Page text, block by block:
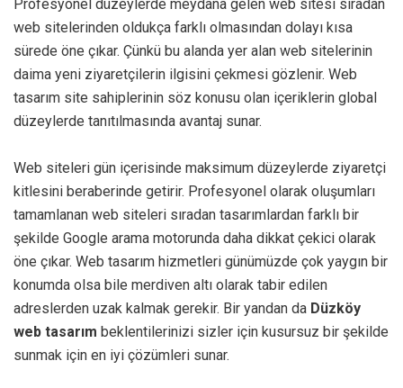
Profesyonel düzeylerde meydana gelen web sitesi sıradan
web sitelerinden oldukça farklı olmasından dolayı kısa
sürede öne çıkar. Çünkü bu alanda yer alan web sitelerinin
daima yeni ziyaretçilerin ilgisini çekmesi gözlenir. Web
tasarım site sahiplerinin söz konusu olan içeriklerin global
düzeylerde tanıtılmasında avantaj sunar.
Web siteleri gün içerisinde maksimum düzeylerde ziyaretçi
kitlesini beraberinde getirir. Profesyonel olarak oluşumları
tamamlanan web siteleri sıradan tasarımlardan farklı bir
şekilde Google arama motorunda daha dikkat çekici olarak
öne çıkar. Web tasarım hizmetleri günümüzde çok yaygın bir
konumda olsa bile merdiven altı olarak tabir edilen
adreslerden uzak kalmak gerekir. Bir yandan da Düzköy
web tasarım beklentilerinizi sizler için kusursuz bir şekilde
sunmak için en iyi çözümleri sunar.